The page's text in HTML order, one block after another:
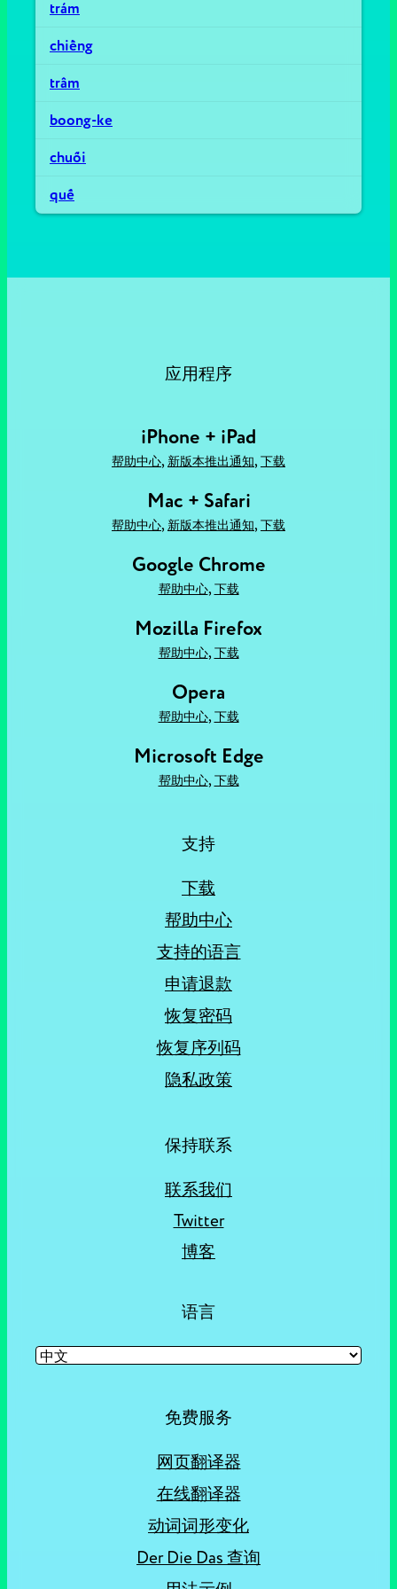
trám
chiềng
trâm
boong-ke
chuối
quế
应用程序
iPhone + iPad
帮助中心, 新版本推出通知, 下载
Mac + Safari
帮助中心, 新版本推出通知, 下载
Google Chrome
帮助中心, 下载
Mozilla Firefox
帮助中心, 下载
Opera
帮助中心, 下载
Microsoft Edge
帮助中心, 下载
支持
下载
帮助中心
支持的语言
申请退款
恢复密码
恢复序列码
隐私政策
保持联系
联系我们
Twitter
博客
语言
免费服务
网页翻译器
在线翻译器
动词词形变化
Der Die Das 查询